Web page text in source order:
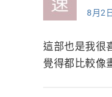
8月2
這部也是我很
覺得都比較像